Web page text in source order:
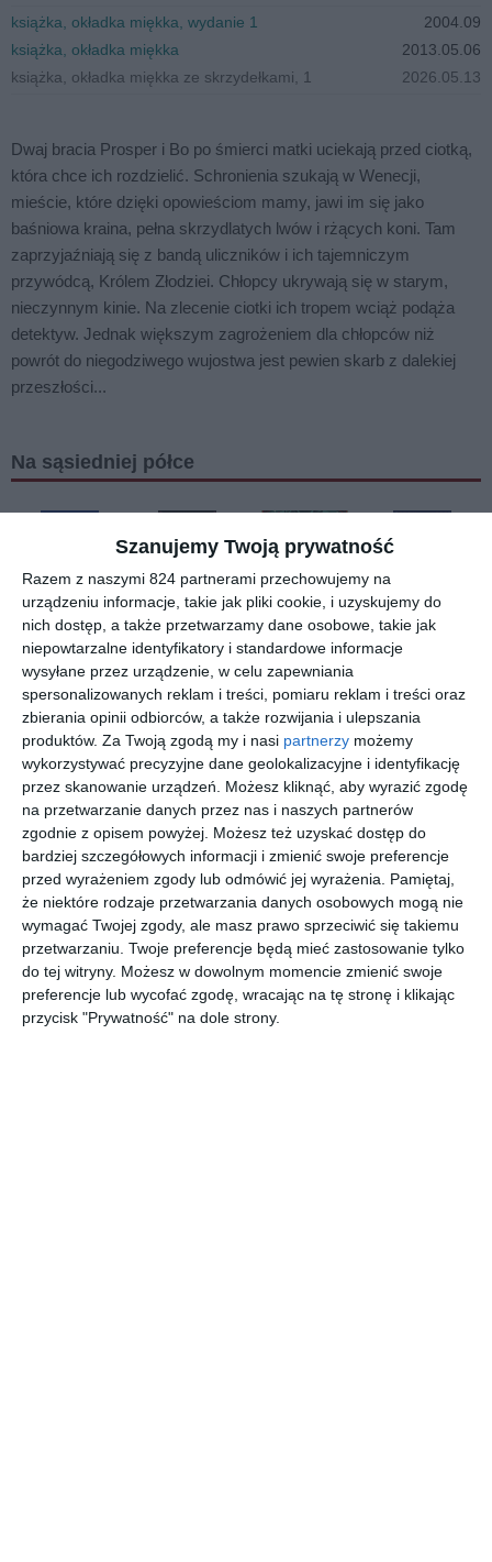
Szanujemy Twoją prywatność
Razem z naszymi 824 partnerami przechowujemy na
urządzeniu informacje, takie jak pliki cookie, i uzyskujemy do
nich dostęp, a także przetwarzamy dane osobowe, takie jak
niepowtarzalne identyfikatory i standardowe informacje
wysyłane przez urządzenie, w celu zapewniania
spersonalizowanych reklam i treści, pomiaru reklam i treści oraz
zbierania opinii odbiorców, a także rozwijania i ulepszania
produktów. Za Twoją zgodą my i nasi partnerzy możemy
wykorzystywać precyzyjne dane geolokalizacyjne i identyfikację
przez skanowanie urządzeń. Możesz kliknąć, aby wyrazić zgodę
na przetwarzanie danych przez nas i naszych partnerów
zgodnie z opisem powyżej. Możesz też uzyskać dostęp do
bardziej szczegółowych informacji i zmienić swoje preferencje
przed wyrażeniem zgody lub odmówić jej wyrażenia. Pamiętaj,
że niektóre rodzaje przetwarzania danych osobowych mogą nie
wymagać Twojej zgody, ale masz prawo sprzeciwić się takiemu
przetwarzaniu. Twoje preferencje będą mieć zastosowanie tylko
do tej witryny. Możesz w dowolnym momencie zmienić swoje
preferencje lub wycofać zgodę, wracając na tę stronę i klikając
przycisk "Prywatność" na dole strony.
książka, okładka miękka, wydanie 1
2004.09
książka, okładka miękka
2013.05.06
książka, okładka miękka ze skrzydełkami, 1
2026.05.13
Dwaj bracia Prosper i Bo po śmierci matki uciekają przed ciotką,
która chce ich rozdzielić. Schronienia szukają w Wenecji,
mieście, które dzięki opowieściom mamy, jawi im się jako
baśniowa kraina, pełna skrzydlatych lwów i rżących koni. Tam
zaprzyjaźniają się z bandą uliczników i ich tajemniczym
przywódcą, Królem Złodziei. Chłopcy ukrywają się w starym,
nieczynnym kinie. Na zlecenie ciotki ich tropem wciąż podąża
detektyw. Jednak większym zagrożeniem dla chłopców niż
powrót do niegodziwego wujostwa jest pewien skarb z dalekiej
przeszłości...
Na sąsiedniej półce
[ książka, e-book ]
Kolor
zemsty
Cornelia Funke
[ książka ]
Atrament
owa
śmierć
Cornelia Funke
[ książka, audiobook
Atrament
owe serce
Cornelia Funke
[ książka ]
Atrament
owa krew
[ e-book ]
Kraina
smoków.
Pióro
gryfa
Cornelia Funke
[ e-book ]
Kraina
smoków
Cornelia Funke
nowość
[ książka, audiobook,
e-book ]
Lukrecja
Anne Goscinny
[ książka ]
Kostek i
Gucio.
Ostatnia
perła
Kuczewska-
Łopińska
Patrycja
nowość nowość nowość nowość